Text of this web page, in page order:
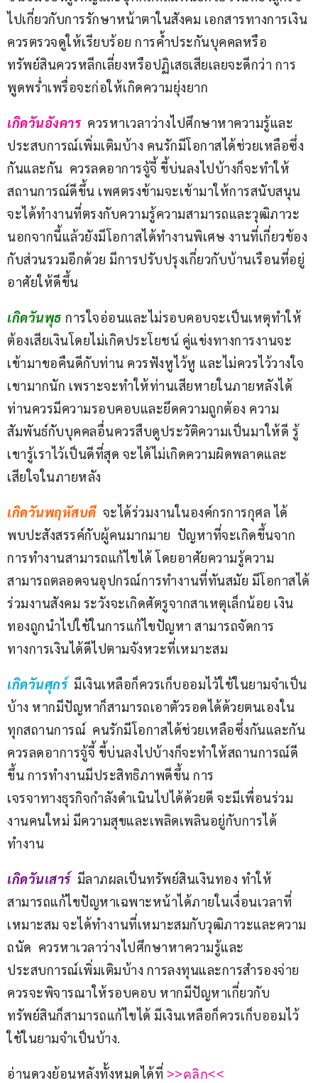
ไปเกี่ยวกับการรักษาหน้าตาในสังคม เอกสารทางการเงิน
ควรตรวจดูให้เรียบร้อย การค้ำประกันบุคคลหรือ
ทรัพย์สินควรหลีกเลี่ยงหรือปฏิเสธเสียเลยจะดีกว่า การ
พูดพร่ำเพรื่อจะก่อให้เกิดความยุ่งยาก
เกิดวันอังคาร ควรหาเวลาว่างไปศึกษาหาความรู้และ
ประสบการณ์เพิ่มเติมบ้าง คนรักมีโอกาสได้ช่วยเหลือซึ่ง
กันและกัน  ควรลดอาการจู้จี้ ขี้บ่นลงไปบ้างก็จะทำให้
สถานการณ์ดีขึ้น เพศตรงข้ามจะเข้ามาให้การสนับสนุน
จะได้ทำงานที่ตรงกับความรู้ความสามารถและวุฒิภาวะ
นอกจากนี้แล้วยังมีโอกาสได้ทำงานพิเศษ งานที่เกี่ยวข้อง
กับส่วนรวมอีกด้วย มีการปรับปรุงเกี่ยวกับบ้านเรือนที่อยู่
อาศัยให้ดีขึ้น
เกิดวันพุธ การใจอ่อนและไม่รอบคอบจะเป็นเหตุทำให้
ต้องเสียเงินโดยไม่เกิดประโยชน์ คู่แข่งทางการงานจะ
เข้ามาขอคืนดีกับท่าน ควรฟังหูไว้หู และไม่ควรไว้วางใจ
เขามากนัก เพราะจะทำให้ท่านเสียหายในภายหลังได้
ท่านควรมีความรอบคอบและยึดความถูกต้อง ความ
สัมพันธ์กับบุคคลอื่นควรสืบดูประวัติความเป็นมาให้ดี รู้
เขารู้เราไว้เป็นดีที่สุด จะได้ไม่เกิดความผิดพลาดและ
เสียใจในภายหลัง
เกิดวันพฤหัสบดี จะได้ร่วมงานในองค์กรการกุศล ได้
พบปะสังสรรค์กับผู้คนมากมาย  ปัญหาที่จะเกิดขึ้นจาก
การทำงานสามารถแก้ไขได้ โดยอาศัยความรู้ความ
สามารถตลอดจนอุปกรณ์การทำงานที่ทันสมัย มีโอกาสได้
ร่วมงานสังคม ระวังจะเกิดศัตรูจากสาเหตุเล็กน้อย เงิน
ทองถูกนำไปใช้ในการแก้ไขปัญหา สามารถจัดการ
ทางการเงินได้ดีไปตามจังหวะที่เหมาะสม
เกิดวันศุกร์ มีเงินเหลือก็ควรเก็บออมไว้ใช้ในยามจำเป็น
บ้าง หากมีปัญหาก็สามารถเอาตัวรอดได้ด้วยตนเองใน
ทุกสถานการณ์  คนรักมีโอกาสได้ช่วยเหลือซึ่งกันและกัน
ควรลดอาการจู้จี้ ขี้บ่นลงไปบ้างก็จะทำให้สถานการณ์ดี
ขึ้น การทำงานมีประสิทธิภาพดีขึ้น การ
เจรจาทางธุรกิจกำลังดำเนินไปได้ด้วยดี จะมีเพื่อนร่วม
งานคนใหม่ มีความสุขและเพลิดเพลินอยู่กับการได้
ทำงาน
เกิดวันเสาร์ มีลาภผลเป็นทรัพย์สินเงินทอง ทำให้
สามารถแก้ไขปัญหาเฉพาะหน้าได้ภายในเงื่อนเวลาที่
เหมาะสม จะได้ทำงานที่เหมาะสมกับวุฒิภาวะและความ
ถนัด  ควรหาเวลาว่างไปศึกษาหาความรู้และ
ประสบการณ์เพิ่มเติมบ้าง การลงทุนและการสำรองจ่าย
ควรจะพิจารณาให้รอบคอบ หากมีปัญหาเกี่ยวกับ
ทรัพย์สินก็สามารถแก้ไขได้ มีเงินเหลือก็ควรเก็บออมไว้
ใช้ในยามจำเป็นบ้าง.
อ่านดวงย้อนหลังทั้งหมดได้ที่ >>คลิก<<